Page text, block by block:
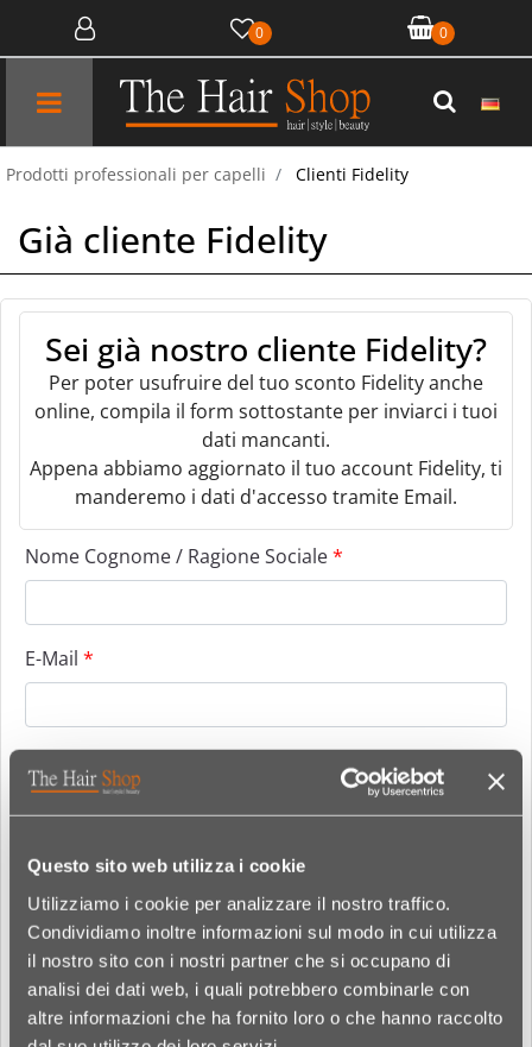
Questo sito web utilizza i cookie
Utilizziamo i cookie per analizzare il nostro traffico.
Condividiamo inoltre informazioni sul modo in cui utilizza
il nostro sito con i nostri partner che si occupano di
analisi dei dati web, i quali potrebbero combinarle con
altre informazioni che ha fornito loro o che hanno raccolto
0 0
Open menu
Prodotti professionali per capelli Clienti Fidelity
Già cliente Fidelity
Sei già nostro cliente Fidelity?
Per poter usufruire del tuo sconto Fidelity anche
online, compila il form sottostante per inviarci i tuoi
dati mancanti.
Appena abbiamo aggiornato il tuo account Fidelity, ti
manderemo i dati d'accesso tramite Email.
Nome Cognome / Ragione Sociale*
E-Mail *
Dichiaro di averpreso visione della normativa sulla
Privacyed accetto l'informativa
*
Accetta